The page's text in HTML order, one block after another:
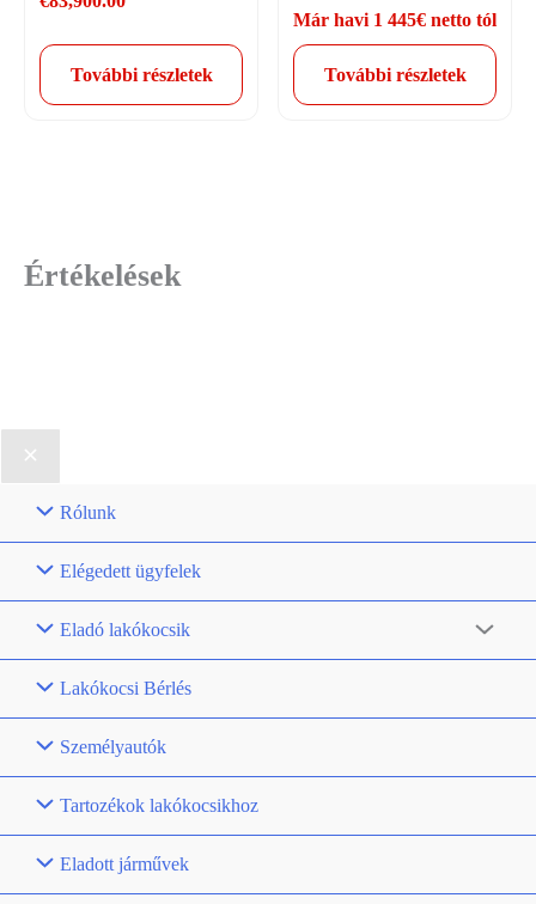
További részletek
Már havi 1 445€ netto tól
További részletek
Értékelések
Rólunk
Elégedett ügyfelek
Eladó lakókocsik
Lakókocsi Bérlés
Személyautók
Tartozékok lakókocsikhoz
Eladott járművek